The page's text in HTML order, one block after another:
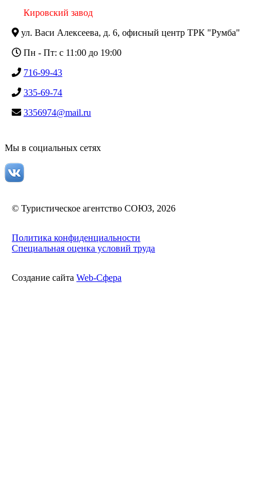
Кировский завод
ул. Васи Алексеева, д. 6, офисный центр ТРК "Румба"
Пн - Пт: с 11:00 до 19:00
716-99-43
335-69-74
3356974@mail.ru
Мы в социальных сетях
Политика конфиденциальности
Специальная оценка условий труда
© Туристическое агентство СОЮЗ, 2026
Cоздание сайтаWeb-Cфера